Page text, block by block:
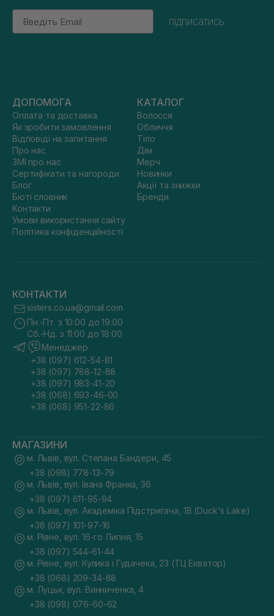
Email
підписатись
ДОПОМОГА
Оплата та доставка
Як зробити замовлення
Відповіді на запитання
Про нас
ЗМІ про нас
Сертифікати та нагороди
Блог
Бюті словник
Контакти
Умови використання сайту
Політика конфіденційності
КАТАЛОГ
Волосся
Обличчя
Тіло
Дім
Мерч
Новинки
Акції та знижки
Бренди
КОНТАКТИ
sisters.co.ua@gmail.com
Пн.-Пт. з 10:00 до 19:00
Сб.-Нд. з 11:00 до 18:00
Менеджер
+38 (097) 612-54-81
+38 (097) 788-12-88
+38 (097) 983-41-20
+38 (068) 693-46-00
+38 (068) 951-22-86
МАГАЗИНИ
м. Львів, вул. Степана Бандери, 45
+38 (098) 778-13-79
м. Львів, вул. Івана Франка, 36
+38 (097) 611-95-94
м. Львів, вул. Академіка Підстригача, 1В (Duck's Lake)
+38 (097) 101-97-16
м. Рівне, вул. 16-го Липня, 15
+38 (097) 544-61-44
м. Рівне, вул. Кулика і Гудачека, 23 (ТЦ Екватор)
+38 (068) 209-34-88
м. Луцьк, вул. Винниченка, 4
+38 (098) 076-60-62